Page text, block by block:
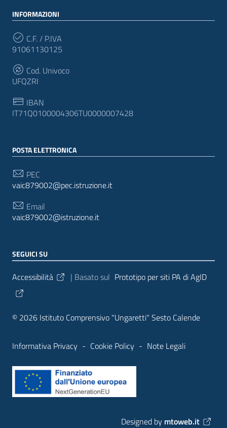
INFORMAZIONI
C.F. / P.IVA
91061130125
Cod. Univoco
UFQZRI
IBAN
IT71Q0100004306TU0000007428
POSTA ELETTRONICA
PEC
vaic879002@pec.istruzione.it
Email
vaic879002@istruzione.it
SEGUICI SU
Sezione Link Utili
Accessibilità | Basato sul Prototipo per siti PA di AgID
© 2026 Istituto Comprensivo "Ungaretti" Sesto Calende
Informativa Privacy - Cookie Policy - Note Legali
Designed by mtoweb.it